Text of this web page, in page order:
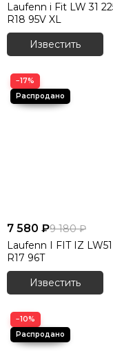
Laufenn i Fit LW 31
R18 95V XL
Известить
−17%
7 580 ₽9 180 ₽
Laufenn I FIT IZ
R17 96T
Известить
−10%